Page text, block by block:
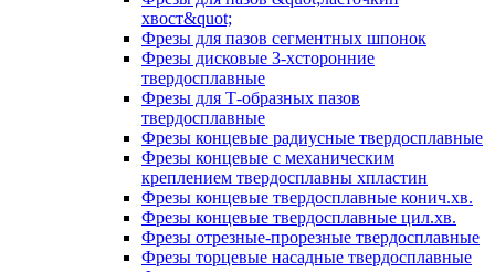
хвост&quot;
Фрезы для пазов сегментных шпонок
Фрезы дисковые 3-хсторонние
твердосплавные
Фрезы для Т-образных пазов
твердосплавные
Фрезы концевые радиусные твердосплавные
Фрезы концевые с механическим
креплением твердосплавны хпластин
Фрезы концевые твердосплавные конич.хв.
Фрезы концевые твердосплавные цил.хв.
Фрезы отрезные-прорезные твердосплавные
Фрезы торцевые насадные твердосплавные